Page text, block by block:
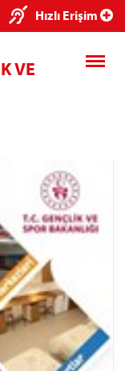
Hızlı Erişim
VE
×
Kredi/Yurt
İşlemleri